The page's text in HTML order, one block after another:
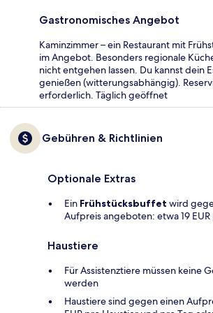
Gastronomisches Angebot
Kaminzimmer – ein Restaurant mit
im Angebot. Besonders regionale
nicht entgehen lassen. Du kannst dein
genießen (witterungsabhängig).
erforderlich. Täglich geöffnet
Gebühren & Richtlinien
Optionale Extras
Ein Frühstücksbuffet wird
Aufpreis angeboten: etwa 19
Haustiere
Für Assistenztiere müssen keine
werden
Haustiere sind gegen einen